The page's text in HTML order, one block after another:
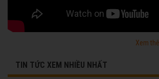
Xem
TIN TỨC XEM NHIỀU NHẤT